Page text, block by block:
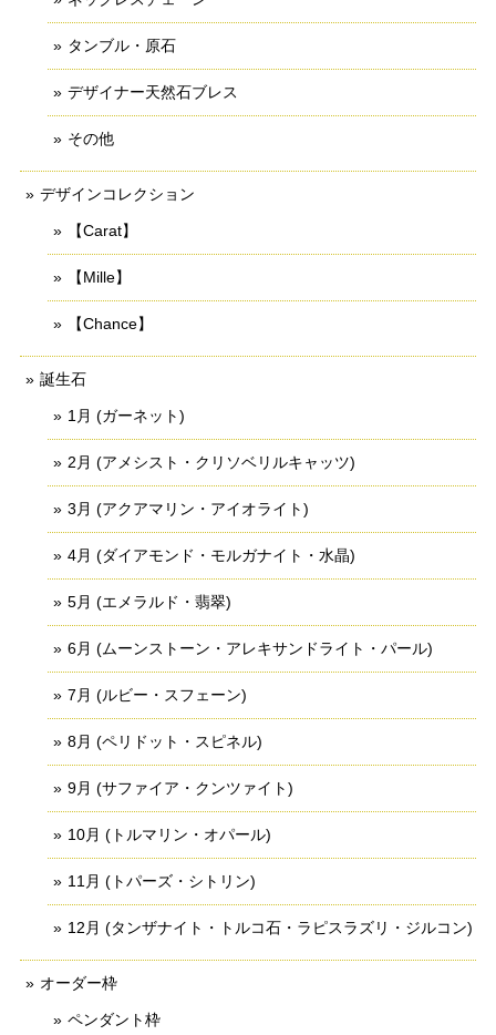
タンブル・原石
デザイナー天然石ブレス
その他
デザインコレクション
【Carat】
【Mille】
【Chance】
誕生石
1月 (ガーネット)
2月 (アメシスト・クリソベリルキャッツ)
3月 (アクアマリン・アイオライト)
4月 (ダイアモンド・モルガナイト・水晶)
5月 (エメラルド・翡翠)
6月 (ムーンストーン・アレキサンドライト・パール)
7月 (ルビー・スフェーン)
8月 (ペリドット・スピネル)
9月 (サファイア・クンツァイト)
10月 (トルマリン・オパール)
11月 (トパーズ・シトリン)
12月 (タンザナイト・トルコ石・ラピスラズリ・ジルコン)
オーダー枠
ペンダント枠